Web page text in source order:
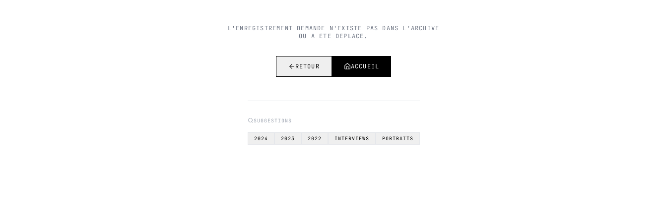
L'ENREGISTREMENT DEMANDE N'EXISTE PAS DANS L'ARCHIVE
OU A ETE DEPLACE.
RETOUR ACCUEIL
SUGGESTIONS
2024 2023 2022 INTERVIEWS PORTRAITS